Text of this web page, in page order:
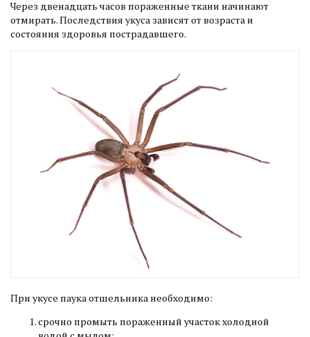
Через двенадцать часов пораженные ткани начинают
отмирать. Последствия укуса зависят от возраста и
состояния здоровья пострадавшего.
При укусе паука отшельника необходимо:
срочно промыть пораженный участок холодной